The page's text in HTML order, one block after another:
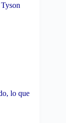
lo que